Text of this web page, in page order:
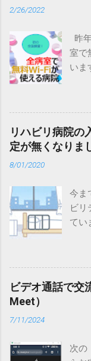
疾
症候
バレ
候
型が
フィ
動
状が
粋自
バ
考え
ース
2/26/2022
昨
室で
いま
リハビリ病院の
定が無くなりま
8/01/2020
今ま
ビ
てい
除
入院
す
るか
ビデオ通話で交
Meet）
7/11/2024
次の